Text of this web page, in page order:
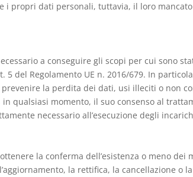
i propri dati personali, tuttavia, il loro
a conseguire gli scopi per cui sono
Regolamento UE n. 2016/679. In
la perdita dei dati, usi illeciti o non
qualsiasi momento, il suo consenso al
necessario all’esecuzione degli
la conferma dell’esistenza o meno dei
la rettifica, la cancellazione o